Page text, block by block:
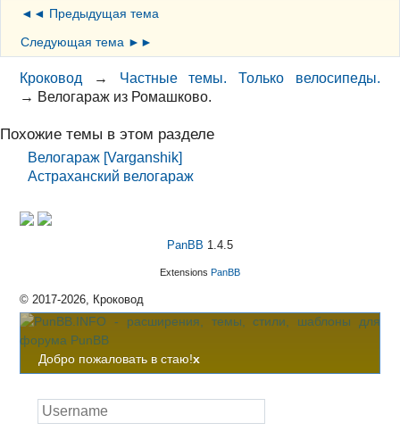
◄◄ Предыдущая тема
Следующая тема ►►
Кроковод → Частные темы. Только велосипеды.
→ Велогараж из Ромашково.
Похожие темы в этом разделе
Велогараж [Varganshik]
Астраханский велогараж
PanBB 1.4.5
Extensions PanBB
© 2017-2026, Кроковод
Добро пожаловать в стаю!x